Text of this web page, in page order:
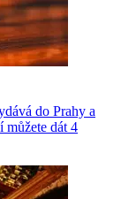
do Prahy a
můžete dát 4